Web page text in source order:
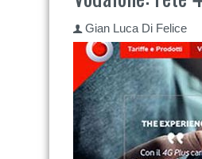
Gian Luca Di Felice